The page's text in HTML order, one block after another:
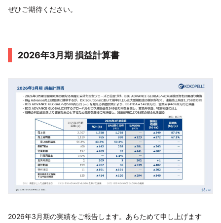
ぜひご期待ください。
2026年3月期 損益計算書
2026年3月期の実績をご報告します。あらためて申し上げます